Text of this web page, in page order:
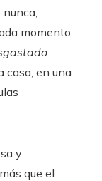
momento
casa, en una
y
que el